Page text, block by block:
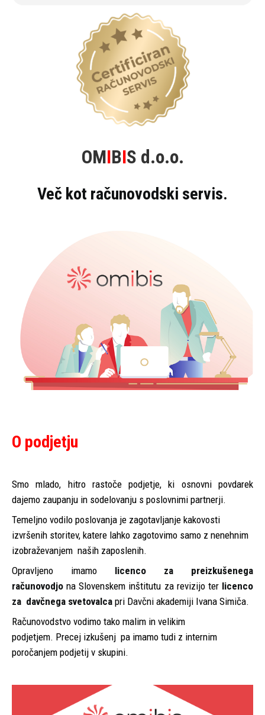
OMIBIS d.o.o.
Več kot računovodski servis.
O podjetju
Smo mlado, hitro rastoče podjetje, ki osnovni povdarek
dajemo zaupanju in sodelovanju s poslovnimi partnerji.
Temeljno vodilo poslovanja je zagotavljanje kakovosti
izvršenih storitev, katere lahko zagotovimo samo z nenehnim
izobraževanjem naših zaposlenih.
Opravljeno imamo licenco za preizkušenega
računovodjo na Slovenskem inštitutu za revizijo ter licenco
za davčnega svetovalca pri Davčni akademiji Ivana Simiča.
Računovodstvo vodimo tako malim in velikim
podjetjem. Precej izkušenj pa imamo tudi z internim
poročanjem podjetij v skupini.